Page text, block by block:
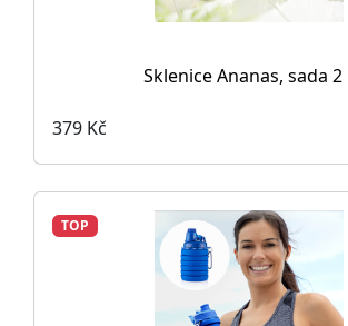
Sklenice Ananas, sada 2
379 Kč
TOP